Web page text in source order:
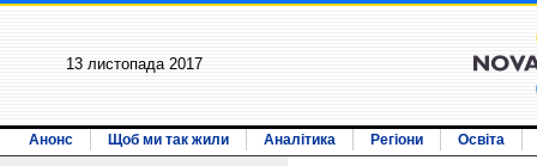
13 листопада 2017
Анонс Щоб ми так жили Аналітика Регіони Освіта